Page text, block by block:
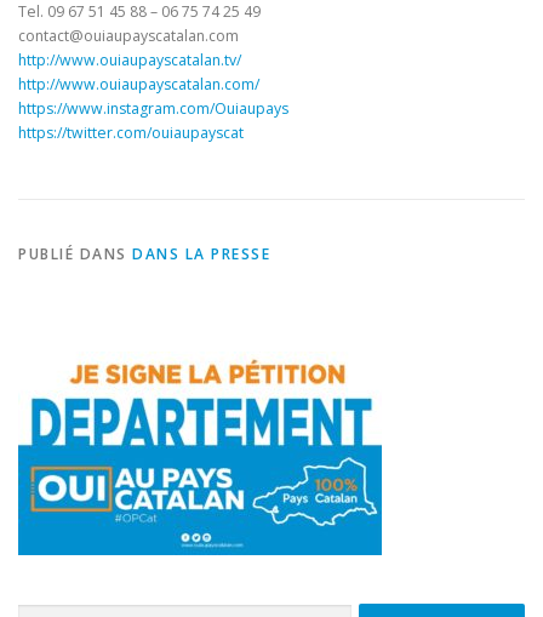
Tel. 09 67 51 45 88 – 06 75 74 25 49
contact@ouiaupayscatalan.com
http://www.ouiaupayscatalan.tv/
http://www.ouiaupayscatalan.com/
https://www.instagram.com/Ouiaupays
https://twitter.com/ouiaupayscat
PUBLIÉ DANS DANS LA PRESSE